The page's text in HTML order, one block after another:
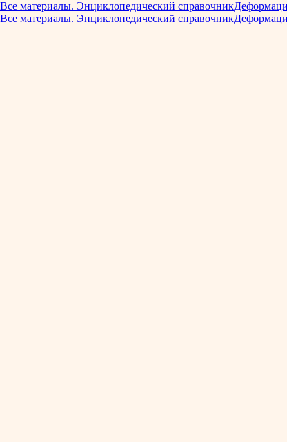
Все материалы. Энциклопедический справочник
Все материалы. Энциклопедический справочник